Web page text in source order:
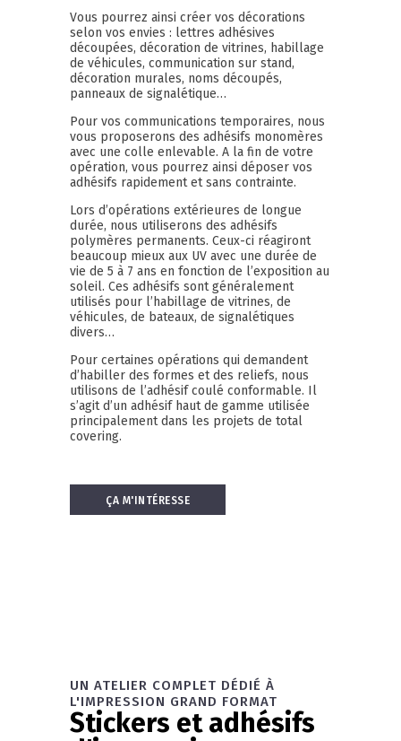
Vous pourrez ainsi créer vos décorations
selon vos envies : lettres adhésives
découpées, décoration de vitrines, habillage
de véhicules, communication sur stand,
décoration murales, noms découpés,
panneaux de signalétique…
Pour vos communications temporaires, nous
vous proposerons des adhésifs monomères
avec une colle enlevable. A la fin de votre
opération, vous pourrez ainsi déposer vos
adhésifs rapidement et sans contrainte.
Lors d’opérations extérieures de longue
durée, nous utiliserons des adhésifs
polymères permanents. Ceux-ci réagiront
beaucoup mieux aux UV avec une durée de
vie de 5 à 7 ans en fonction de l’exposition au
soleil. Ces adhésifs sont généralement
utilisés pour l’habillage de vitrines, de
véhicules, de bateaux, de signalétiques
divers…
Pour certaines opérations qui demandent
d’habiller des formes et des reliefs, nous
utilisons de l’adhésif coulé conformable. Il
s’agit d’un adhésif haut de gamme utilisée
principalement dans les projets de total
covering.
ÇA M'INTÉRESSE
UN ATELIER COMPLET DÉDIÉ À
L'IMPRESSION GRAND FORMAT
Stickers et adhésifs